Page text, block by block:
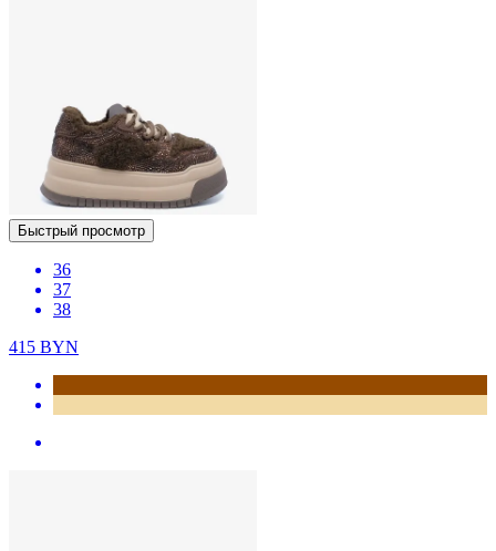
Быстрый просмотр
36
37
38
415 BYN